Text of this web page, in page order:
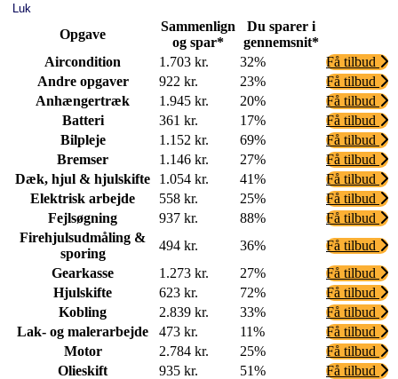
Luk
Opgave
Sammenlign
og spar*
Du sparer i
gennemsnit*
Aircondition
1.703 kr. 32%
Få tilbud
Andre opgaver
922 kr. 23%
Få tilbud
Anhængertræk
1.945 kr. 20%
Få tilbud
Batteri
361 kr. 17%
Få tilbud
Bilpleje
1.152 kr. 69%
Få tilbud
Bremser
1.146 kr. 27%
Få tilbud
Dæk, hjul & hjulskifte
1.054 kr. 41%
Få tilbud
Elektrisk arbejde
558 kr. 25%
Få tilbud
Fejlsøgning
937 kr. 88%
Få tilbud
Firehjulsudmåling &
sporing
494 kr. 36%
Få tilbud
Gearkasse
1.273 kr. 27%
Få tilbud
Hjulskifte
623 kr. 72%
Få tilbud
Kobling
2.839 kr. 33%
Få tilbud
Lak- og malerarbejde
473 kr. 11%
Få tilbud
Motor
2.784 kr. 25%
Få tilbud
Olieskift
935 kr. 51%
Få tilbud